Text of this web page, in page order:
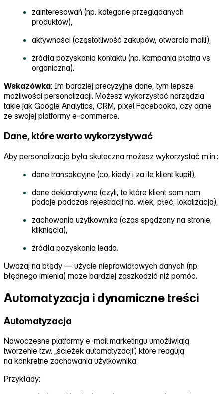
zainteresowań (np. kategorie przeglądanych
produktów),
aktywności (częstotliwość zakupów, otwarcia maili),
źródła pozyskania kontaktu (np. kampania płatna vs
organiczna).
Wskazówka: Im bardziej precyzyjne dane, tym lepsze
możliwości personalizacji. Możesz wykorzystać narzędzia
takie jak Google Analytics, CRM, pixel Facebooka, czy dane
ze swojej platformy e‑commerce.
Dane, które warto wykorzystywać
Aby personalizacja była skuteczna możesz wykorzystać m.in.:
dane transakcyjne (co, kiedy i za ile klient kupił),
dane deklaratywne (czyli, te które klient sam nam
podaje podczas rejestracji np. wiek, płeć, lokalizacja),
zachowania użytkownika (czas spędzony na stronie,
kliknięcia),
źródła pozyskania leada.
Uważaj na błędy — użycie nieprawidłowych danych (np.
błędnego imienia) może bardziej zaszkodzić niż pomóc.
Automatyzacja i dynamiczne treści
Automatyzacja
Nowoczesne platformy e‑mail marketingu umożliwiają
tworzenie tzw. „ścieżek automatyzacji”, które reagują
na konkretne zachowania użytkownika.
Przykłady: